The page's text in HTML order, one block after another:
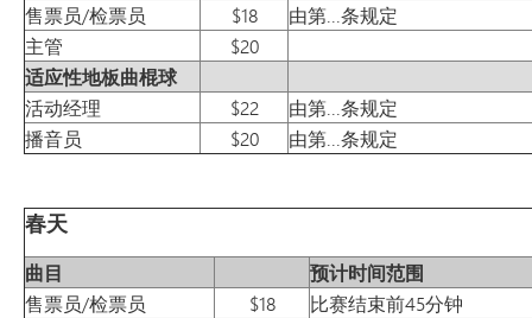
售票员/检票员
$18
由第...条规定
主管
$20
适应性地板曲棍球
活动经理
$22
由第...条规定
播音员
$20 由第...条规定
春天
曲目
预计时间范围
售票员/检票员
$18
比赛结束前45分钟